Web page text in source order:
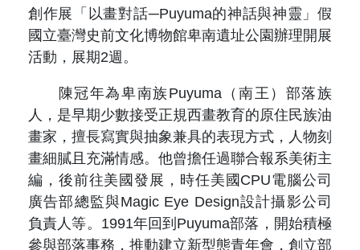
原住民族文獻會設置要點
委員介紹
歷次會議記錄
網站訊息
徵稿訊息
出版品專區
本會出版品列表
與國史館共同出版品介紹
出版品查詢
本期內容
歷史期刊
訂閱電子報
徵稿說明
相關連結
創作展「以畫對話─Puyuma的神話與神靈」假
國立臺灣史前文化博物館卑南遺址公園辦理開展
活動，展期2週。
陳冠年為卑南族Puyuma（南王）部落族
人，是早期少數接受正規西畫教育的原住民族油
畫家，擅長寫實與抽象兼具的表現方式，人物刻
畫細膩且充滿情感。他曾擔任過聯合報系美術主
編，後前往美國發展，時任美國CPU電腦公司
廣告部總監與Magic Eye Design設計攝影公司
負責人等。1991年回到Puyuma部落，開始積極
參與部落事務，推動建立新型態青年會，創立部